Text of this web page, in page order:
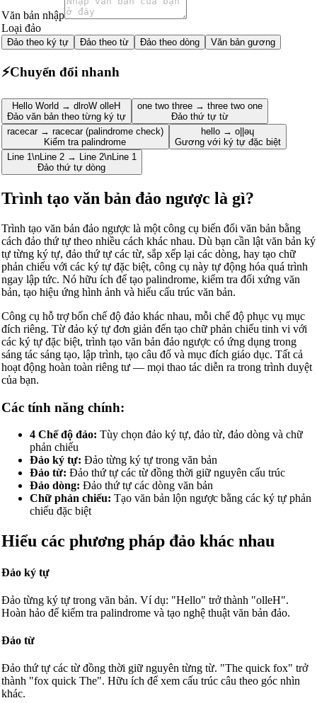
Văn bản nhập
Loại đảo
Đảo theo ký tự Đảo theo từ Đảo theo dòng Văn bản gương
⚡Chuyển đổi nhanh
Hello World → dlroW olleH
Đảo văn bản theo từng ký tự
one two three → three two one
Đảo thứ tự từ
racecar → racecar (palindrome check)
Kiểm tra palindrome
hello → o||ǝɥ
Gương với ký tự đặc biệt
Line 1\nLine 2 → Line 2\nLine 1
Đảo thứ tự dòng
Trình tạo văn bản đảo ngược là gì?
Trình tạo văn bản đảo ngược là một công cụ biến đổi văn bản bằng
cách đảo thứ tự theo nhiều cách khác nhau. Dù bạn cần lật văn bản ký
tự từng ký tự, đảo thứ tự các từ, sắp xếp lại các dòng, hay tạo chữ
phản chiếu với các ký tự đặc biệt, công cụ này tự động hóa quá trình
ngay lập tức. Nó hữu ích để tạo palindrome, kiểm tra đối xứng văn
bản, tạo hiệu ứng hình ảnh và hiểu cấu trúc văn bản.
Công cụ hỗ trợ bốn chế độ đảo khác nhau, mỗi chế độ phục vụ mục
đích riêng. Từ đảo ký tự đơn giản đến tạo chữ phản chiếu tinh vi với
các ký tự đặc biệt, trình tạo văn bản đảo ngược có ứng dụng trong
sáng tác sáng tạo, lập trình, tạo câu đố và mục đích giáo dục. Tất cả
hoạt động hoàn toàn riêng tư — mọi thao tác diễn ra trong trình duyệt
của bạn.
Các tính năng chính:
4 Chế độ đảo: Tùy chọn đảo ký tự, đảo từ, đảo dòng và chữ
phản chiếu
Đảo ký tự: Đảo từng ký tự trong văn bản
Đảo từ: Đảo thứ tự các từ đồng thời giữ nguyên cấu trúc
Đảo dòng: Đảo thứ tự các dòng văn bản
Chữ phản chiếu: Tạo văn bản lộn ngược bằng các ký tự phản
chiếu đặc biệt
Hiểu các phương pháp đảo khác nhau
Đảo ký tự
Đảo từng ký tự trong văn bản. Ví dụ: "Hello" trở thành "olleH".
Hoàn hảo để kiểm tra palindrome và tạo nghệ thuật văn bản đảo.
Đảo từ
Đảo thứ tự các từ đồng thời giữ nguyên từng từ. "The quick fox" trở
thành "fox quick The". Hữu ích để xem cấu trúc câu theo góc nhìn
khác.